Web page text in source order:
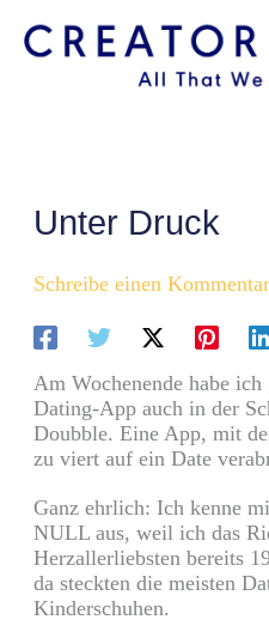
Inhalt
springen
Unter Druck
Schreibe einen Kommentar
Am Wochenende habe ich
Dating-App auch in der
Doubble. Eine App, mit
zu viert auf ein Date
Ganz ehrlich: Ich kenne
NULL aus, weil ich das
Herzallerliebsten bereits
da steckten die meisten
Kinderschuhen.